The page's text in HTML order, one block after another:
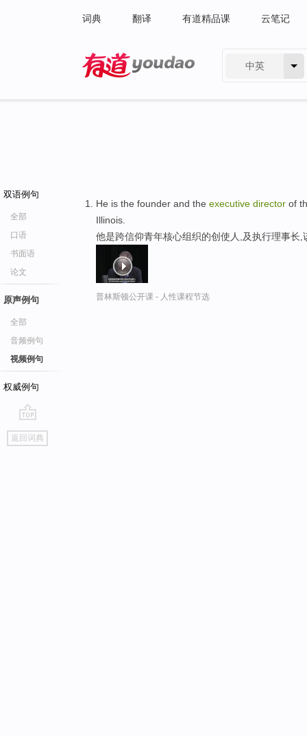
词典 翻译 有道精品课 云笔记
中英
双语例句
全部
口语
书面语
论文
原声例句
全部
音频例句
视频例句
权威例句
go
top
返回词典
He is the founder and the executive director of
Illinois.
他是跨信仰青年核心组织的创使人,及执行理事长
普林斯顿公开课 - 人性课程节选